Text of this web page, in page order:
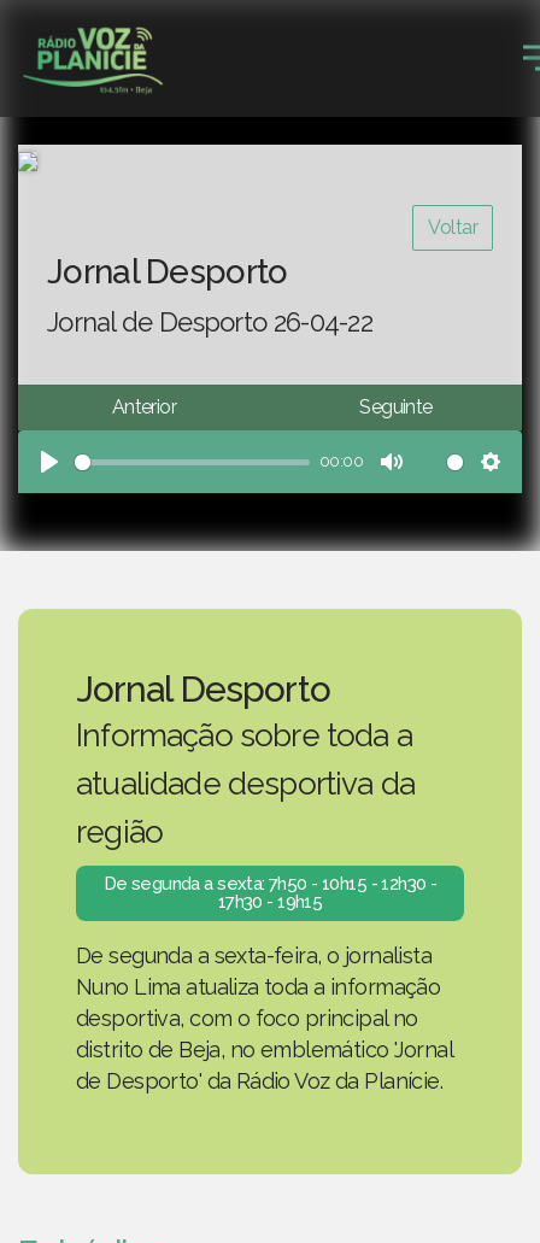
Voltar
Jornal Desporto
Jornal de Desporto 26-04-22
Anterior Seguinte
Play
00:00
Mute
Jornal Desporto
Informação sobre toda a
atualidade desportiva da
região
De segunda a sexta: 7h50 - 10h15 - 12h30 -
17h30 - 19h15
De segunda a sexta-feira, o jornalista
Nuno Lima atualiza toda a informação
desportiva, com o foco principal no
distrito de Beja, no emblemático 'Jornal
de Desporto' da Rádio Voz da Planície.